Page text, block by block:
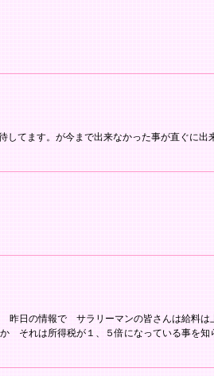
てます。が今まで出来なかった事が直ぐに出
昨日の情報で サラリーマンの皆さんは給料は
それは所得税が１、５倍になっている事を知